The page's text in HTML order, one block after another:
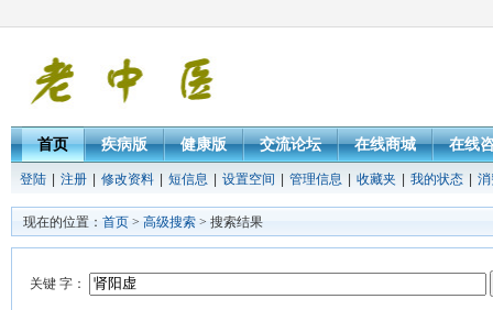
首页 疾病版 健康版 交流论坛 在线商城 在线
登陆 注册 修改资料 短信息 设置空间 管理信息 收藏夹 我的状态
现在的位置： 首页 > 高级搜索 > 搜索结果
关键 字：